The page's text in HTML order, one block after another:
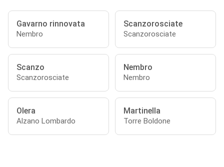
Gavarno rinnovata
Nembro
Scanzorosciate
Scanzorosciate
Scanzo
Scanzorosciate
Nembro
Nembro
Olera
Alzano Lombardo
Martinella
Torre Boldone